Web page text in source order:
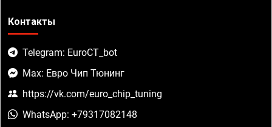
Контакты
Telegram: EuroCT_bot
Max: Евро Чип Тюнинг
https://vk.com/euro_chip_tuning
WhatsApp: +79317082148